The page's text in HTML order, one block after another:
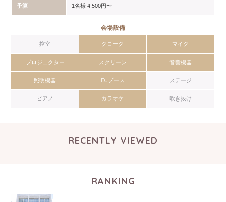
予算 1名様 4,500円〜
会場設備
控室 クローク マイク
プロジェクター スクリーン 音響機器
照明機器 DJブース ステージ
ピアノ カラオケ 吹き抜け
RECENTLY VIEWED
RANKING